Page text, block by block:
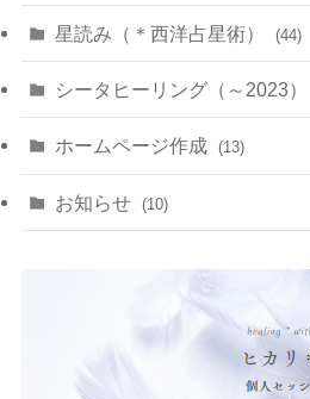
(1)
(22)
(7)
(4)
(7)
(11)
(10)
(15)
星読み（＊西洋占星術） (44)
(11)
(8)
シータヒーリング（～2023）
(14)
(18)
ホームページ作成 (13)
お知らせ (10)